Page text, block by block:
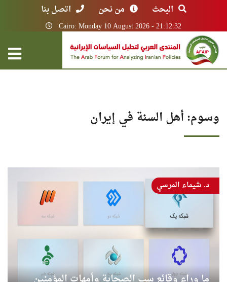
البحث من نحن اتصل بنا
Cairo: Monday 10 August 2026 - 21:12:32
وسوم: أهل السنة في إيران
د. شيماء المرسي